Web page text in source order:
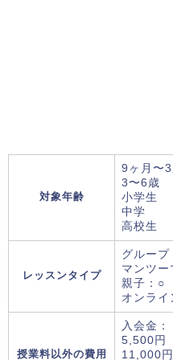
対象年齢
9ヶ月〜
3〜6歳
小学生
中学
高校生
レッスンタイプ
グループ
マンツー
親子：○
オンライ
授業料以外の費用
入会金：
5,500円
11,000